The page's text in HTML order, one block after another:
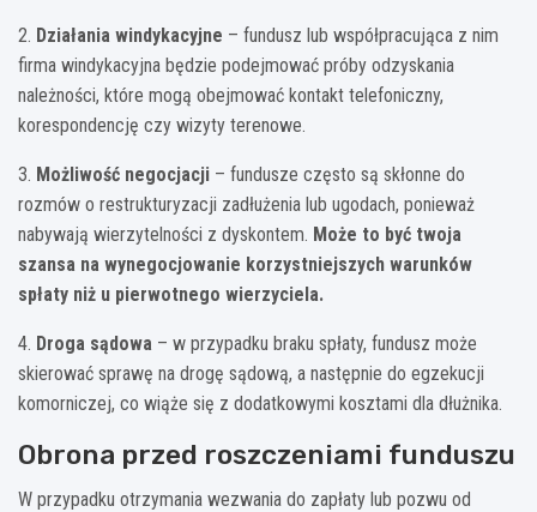
2. Działania windykacyjne – fundusz lub współpracująca z nim
firma windykacyjna będzie podejmować próby odzyskania
należności, które mogą obejmować kontakt telefoniczny,
korespondencję czy wizyty terenowe.
3. Możliwość negocjacji – fundusze często są skłonne do
rozmów o restrukturyzacji zadłużenia lub ugodach, ponieważ
nabywają wierzytelności z dyskontem. Może to być twoja
szansa na wynegocjowanie korzystniejszych warunków
spłaty niż u pierwotnego wierzyciela.
4. Droga sądowa – w przypadku braku spłaty, fundusz może
skierować sprawę na drogę sądową, a następnie do egzekucji
komorniczej, co wiąże się z dodatkowymi kosztami dla dłużnika.
Obrona przed roszczeniami funduszu
W przypadku otrzymania wezwania do zapłaty lub pozwu od